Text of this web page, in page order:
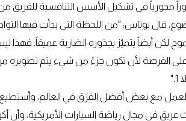
محورياً في تشكيل الأسس التنافسية للفريق من
لكن أيضاً يتميّز بجذوره الضاربة عميقاً.
الفرصة لأن تكون جزءً من شيء يتم تطويره
مع بعض أفضل الفِرَق في العالم، وأستطيع
عريق في مجال رياضة السيارات الأمريكية،